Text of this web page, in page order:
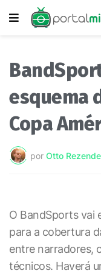
esquema
Copa
por Otto Rezende
O BandSports vai
para a cobertura
entre narradores,
técnicos. Haverá